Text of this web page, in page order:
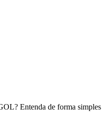
Entenda de forma simples